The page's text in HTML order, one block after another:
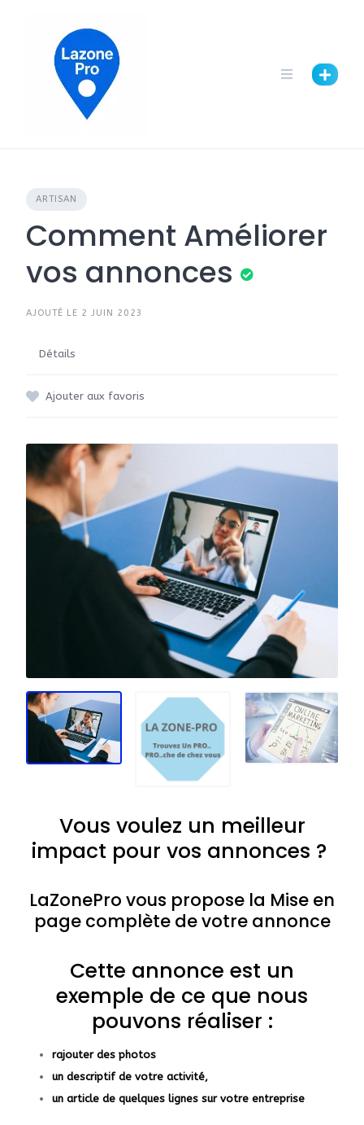
ARTISAN
Comment Améliorer
vos annonces
AJOUTÉ LE 2 JUIN 2023
Détails
Ajouter aux favoris
Vous voulez un meilleur
impact pour vos annonces ?
LaZonePro vous propose la Mise en
page complète de votre annonce
Cette annonce est un
exemple de ce que nous
pouvons réaliser :
rajouter des photos
un descriptif de votre activité,
un article de quelques lignes sur votre entreprise